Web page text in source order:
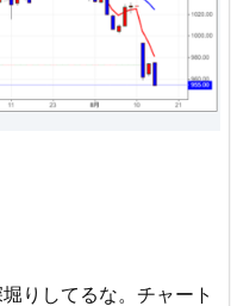
りしてるな。チャート